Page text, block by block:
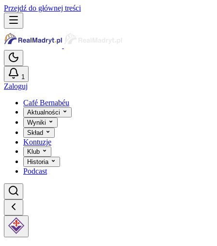
Przejdź do głównej treści
1
Zaloguj
Café Bernabéu
Aktualności
Wyniki
Skład
Kontuzje
Klub
Historia
Podcast